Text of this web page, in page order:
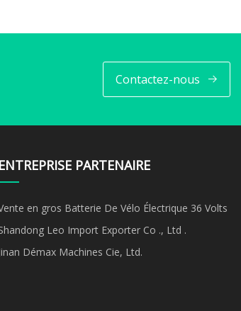
Contactez-nous
ENTREPRISE PARTENAIRE
en gros Batterie De Vélo Électrique 36 Volts
Leo Import Exporter Co ., Ltd .
Démax Machines Cie, Ltd.